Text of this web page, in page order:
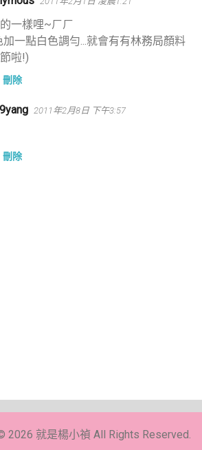
一樣哩~ㄏㄏ
加一點白色調勻...就會有有林務局顏料
啦!)
刪除
2011年2月8日 下午3:57
刪除
2026 就是楊小禎 All Rights Reserved.